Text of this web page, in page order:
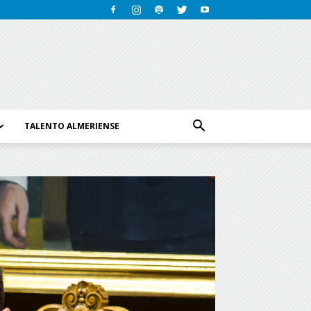
TALENTO ALMERIENSE